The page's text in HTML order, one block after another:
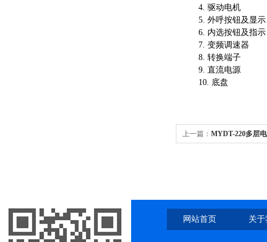
4. 驱动电机
5. 外呼按钮及显示
6. 内选按钮及指示
7. 变频调速器
8. 转换端子
9. 直流电源
10. 底盘
上一篇： MYDT-220多层
网站首页 关